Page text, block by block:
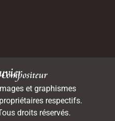
Compositeur
et graphismes
respectifs.
droits réservés.